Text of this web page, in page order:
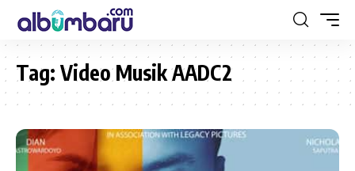
Tag: Video Musik AADC2